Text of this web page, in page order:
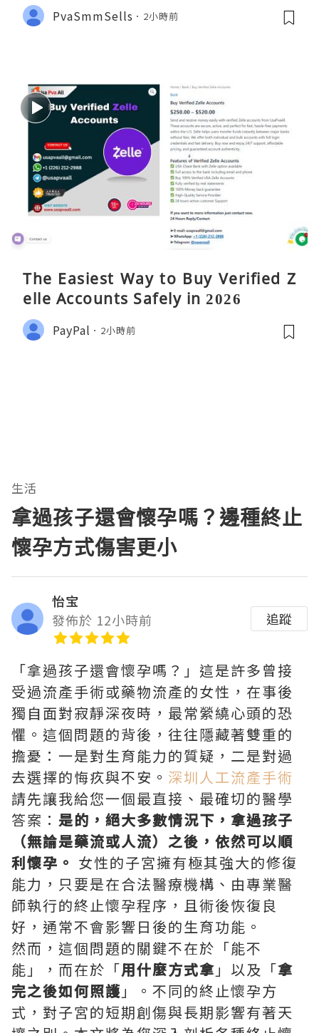
PvaSmmSells 2小時前
The Easiest Way to Buy Verified Z
elle Accounts Safely in 2026
PayPal 2小時前
生活
拿過孩子還會懷孕嗎？邊種終止
懷孕方式傷害更小
怡宝
發佈於 12小時前
追蹤
「拿過孩子還會懷孕嗎？」這是許多曾接
受過流產手術或藥物流產的女性，在事後
獨自面對寂靜深夜時，最常縈繞心頭的恐
懼。這個問題的背後，往往隱藏著雙重的
擔憂：一是對生育能力的質疑，二是對過
去選擇的悔疚與不安。 深圳人工流產手術
請先讓我給您一個最直接、最確切的醫學
答案： 是的，絕大多數情況下，拿過孩子
（無論是藥流或人流）之後，依然可以順
利懷孕。 女性的子宮擁有極其強大的修復
能力，只要是在合法醫療機構、由專業醫
師執行的終止懷孕程序，且術後恢復良
好，通常不會影響日後的生育功能。
然而，這個問題的關鍵不在於「能不
能」，而在於「用什麼方式拿 」以及「拿
完之後如何照護 」。不同的終止懷孕方
式，對子宮的短期創傷與長期影響有著天